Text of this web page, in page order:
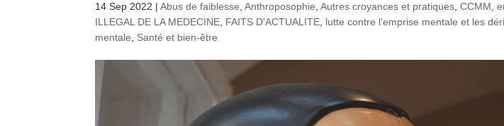
14 Sep 2022 |Abus de faiblesse ,Anthroposophie ,Autres croyances et pratiques ,CCMM ,
ILLEGAL DE LA MEDECINE FAITS D'ACTUALITE lutte contre l'emprise mentale et les
mentale
Santé et bien-être